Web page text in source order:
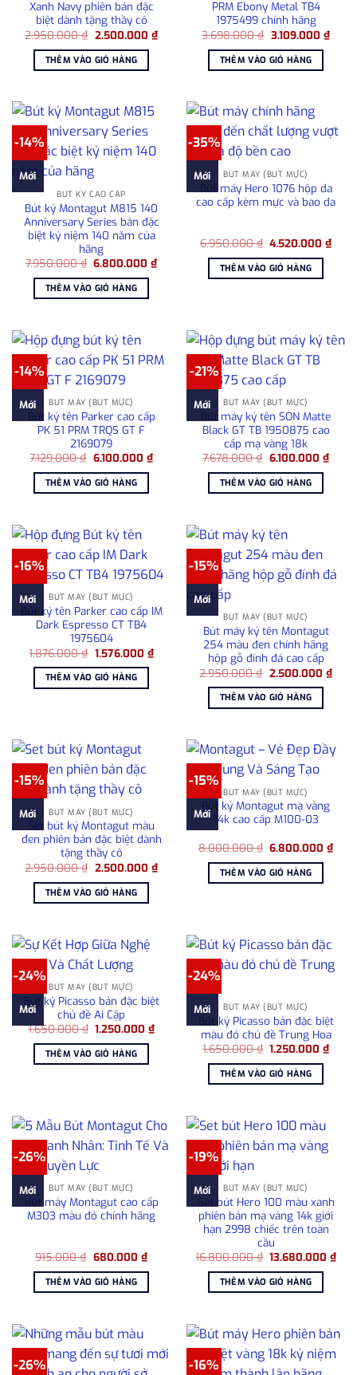
Xanh Navy phiên bản đặc
biệt dành tặng thầy cô
2.950.000₫ Giá
là:
2.950.000 ₫.
2.500.000 ₫Giá
hiện
2.500.000 ₫.
THÊM VÀO GIỎ HÀNG
PRM Ebony Metal TB4
1975499 chính hãng
3.698.000₫ Giá
là:
3.698.000 ₫.
3.109.000 ₫Giá
hiện
THÊM VÀO GIỎ HÀNG
-14%
Mới
BÚT KÝ CAO CẤP
Bút ký Montagut M815 140
Anniversary Series bản đặc
biệt kỷ niệm 140 năm của
hãng
7.950.000₫ Giá
là:
7.950.000 ₫.
6.800.000₫Giá
hiện
THÊM VÀO GIỎ HÀNG
-35%
Mới BÚT MÁY (BÚT MỰC)
Bút máy Hero 1076 hộp da
cao cấp kèm mực và bao da
6.950.000₫ Giá
là:
6.950.000 ₫.
4.520.000₫Giá
hiện
THÊM VÀO GIỎ HÀNG
-14%
Mới BÚT MÁY (BÚT MỰC)
Bút ký tên Parker cao cấp
PK 51 PRM TRQS GT F
2169079
7.129.000₫ Giá
là:
7.129.000 ₫.
6.100.000 ₫Giá
hiện
6.100.000 ₫.
THÊM VÀO GIỎ HÀNG
-21%
Mới BÚT MÁY (BÚT MỰC)
Bút máy ký tên SON Matte
Black GT TB 1950875 cao
cấp mạ vàng 18k
7.678.000₫ Giá
là:
7.678.000 ₫.
6.100.000 ₫Giá
hiện
THÊM VÀO GIỎ HÀNG
-16%
Mới BÚT MÁY (BÚT MỰC)
Bút ký tên Parker cao cấp IM
Dark Espresso CT TB4
1975604
1.876.000₫ Giá
là:
1.876.000 ₫.
1.576.000 ₫Giá
hiện
THÊM VÀO GIỎ HÀNG
-15%
Mới
BÚT MÁY (BÚT MỰC)
Bút máy ký tên Montagut
254 màu đen chính hãng
hộp gỗ đính đá cao cấp
2.950.000₫ Giá
là:
2.950.000 ₫.
2.500.000 ₫Giá
hiện
THÊM VÀO GIỎ HÀNG
-15%
Mới BÚT MÁY (BÚT MỰC)
Set bút ký Montagut màu
đen phiên bản đặc biệt dành
tặng thầy cô
2.950.000₫ Giá
là:
2.950.000 ₫.
2.500.000 ₫Giá
hiện
THÊM VÀO GIỎ HÀNG
-15%
Mới
BÚT MÁY (BÚT MỰC)
Bút ký Montagut mạ vàng
14k cao cấp M100-03
8.000.000₫ Giá
là:
8.000.000 ₫.
6.800.000₫Giá
hiện
THÊM VÀO GIỎ HÀNG
-24%
Mới
BÚT MÁY (BÚT MỰC)
Bút ký Picasso bản đặc biệt
chủ đề Ai Cập
1.650.000₫ Giá
là:
1.650.000 ₫.
1.250.000₫Giá
hiện
1.250.000 ₫.
THÊM VÀO GIỎ HÀNG
-24%
Mới BÚT MÁY (BÚT MỰC)
Bút ký Picasso bản đặc biệt
màu đỏ chủ đề Trung Hoa
1.650.000₫ Giá
là:
1.650.000 ₫.
1.250.000₫Giá
hiện
THÊM VÀO GIỎ HÀNG
-26%
Mới BÚT MÁY (BÚT MỰC)
Bút máy Montagut cao cấp
M303 màu đỏ chính hãng
915.000₫ Giá
là:
915.000 ₫.
680.000 ₫Giá
tại
THÊM VÀO GIỎ HÀNG
-19%
Mới BÚT MÁY (BÚT MỰC)
Set bút Hero 100 màu xanh
phiên bản mạ vàng 14k giới
hạn 2998 chiếc trên toàn
cầu
16.800.000₫ Giá
là:
16.800.000 ₫.
13.680.000₫Giá
THÊM VÀO GIỎ HÀNG
-26% -16%